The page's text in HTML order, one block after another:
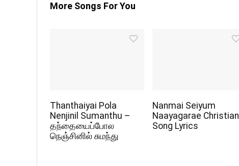
More Songs For You
Thanthaiyai Pola
Nenjinil Sumanthu –
தந்தையைப்போல
நெஞ்சினில் சுமந்து
Nanmai Seiyum
Naayagarae Christian
Song Lyrics